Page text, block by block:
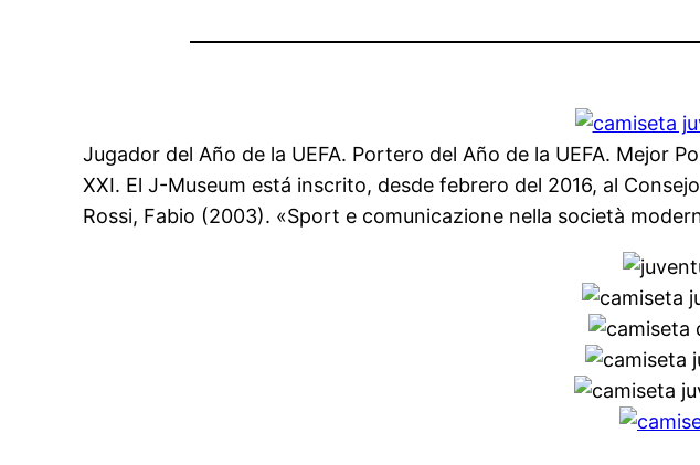
Jugador del Año de la UEFA. Portero del Año de la UEFA. Mejor
XXI. El J-Museum está inscrito, desde febrero del 2016, al
Rossi, Fabio (2003). «Sport e comunicazione nella società